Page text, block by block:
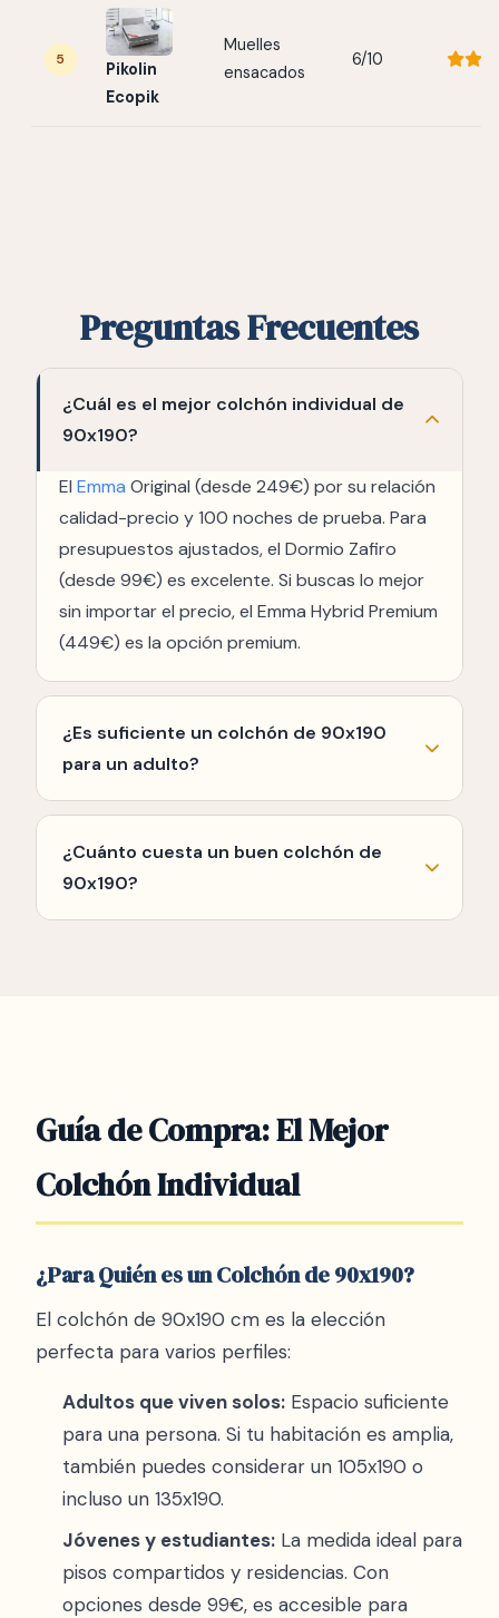
5
Pikolin
Ecopik
Muelles
ensacados
6/10
Preguntas Frecuentes
¿Cuál es el mejor colchón individual de
90x190?
El Emma Original (desde 249€) por su relación
calidad-precio y 100 noches de prueba. Para
presupuestos ajustados, el Dormio Zafiro
(desde 99€) es excelente. Si buscas lo mejor
sin importar el precio, el Emma Hybrid Premium
(449€) es la opción premium.
¿Es suficiente un colchón de 90x190
para un adulto?
Sí, es la medida individual estándar y suficiente
para adultos de hasta 1,70 m y complexión
media. Para personas más altas,
¿Cuánto cuesta un buen colchón de
90x190?
Guía de Compra: El Mejor
Colchón Individual
¿Para Quién es un Colchón de 90x190?
El colchón de 90x190 cm es la elección
perfecta para varios perfiles:
Adultos que viven solos: Espacio suficiente
para una persona. Si tu habitación es amplia,
también puedes considerar un 105x190 o
incluso un 135x190.
Jóvenes y estudiantes: La medida ideal para
pisos compartidos y residencias. Con
opciones desde 99€, es accesible para